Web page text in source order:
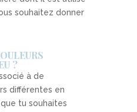
souhaitez donner
?
à de
différentes en
tu souhaites